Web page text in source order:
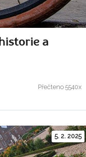
a
Přečteno 5540x
5. 2. 2025